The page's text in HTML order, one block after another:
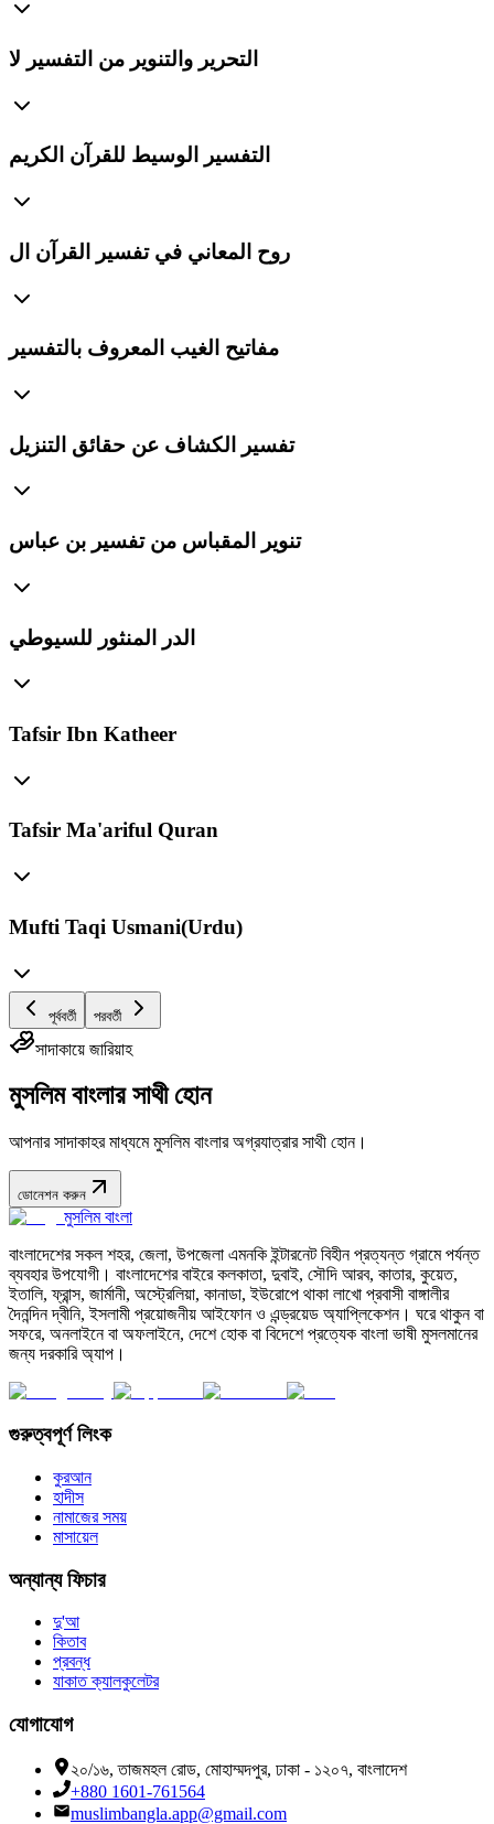
التحرير والتنوير من التفسير لا
التفسير الوسيط للقرآن الكريم
روح المعاني في تفسير القرآن ال
مفاتيح الغيب المعروف بالتفسير
تفسير الكشاف عن حقائق التنزيل
تنوير المقباس من تفسير بن عباس
الدر المنثور للسيوطي
Tafsir Ibn Katheer
Tafsir Ma'ariful Quran
Mufti Taqi Usmani(Urdu)
পূর্ববর্তী পরবর্তী
সাদাকায়ে জারিয়াহ
মুসলিম বাংলার সাথী হোন
আপনার সাদাকাহর মাধ্যমে মুসলিম বাংলার অগ্রযাত্রার সাথী হোন।
ডোনেশন করুন
মুসলিম বাংলা
বাংলাদেশের সকল শহর, জেলা, উপজেলা এমনকি ইন্টারনেট বিহীন প্রত্যন্ত গ্রামে পর্যন্ত
ব্যবহার উপযোগী। বাংলাদেশের বাইরে কলকাতা, দুবাই, সৌদি আরব, কাতার, কুয়েত,
ইতালি, ফ্রান্স, জার্মানী, অস্ট্রেলিয়া, কানাডা, ইউরোপে থাকা লাখো প্রবাসী বাঙ্গালীর
দৈনন্দিন দ্বীনি, ইসলামী প্রয়োজনীয় আইফোন ও এন্ড্রয়েড অ্যাপ্লিকেশন। ঘরে থাকুন বা
সফরে, অনলাইনে বা অফলাইনে, দেশে হোক বা বিদেশে প্রত্যেক বাংলা ভাষী মুসলমানের
জন্য দরকারি অ্যাপ।
গুরুত্বপূর্ণ লিংক
কুরআন
হাদীস
নামাজের সময়
মাসায়েল
অন্যান্য ফিচার
দু'আ
কিতাব
প্রবন্ধ
যাকাত ক্যালকুলেটর
যোগাযোগ
২০/১৬, তাজমহল রোড, মোহাম্মদপুর, ঢাকা - ১২০৭, বাংলাদেশ
+880 1601-761564
muslimbangla.app@gmail.com